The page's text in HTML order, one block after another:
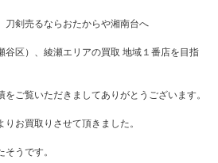
売るならおたからや湘南台へ
谷区）、綾瀬エリアの買取 地域１番店を目指
ご覧いただきましてありがとうございます。
お買取りさせて頂きました。
うです。